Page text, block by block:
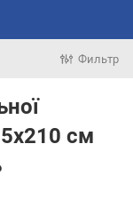
Фильтр
см